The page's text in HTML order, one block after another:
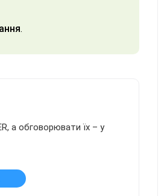
.
а обговорювати їх – у